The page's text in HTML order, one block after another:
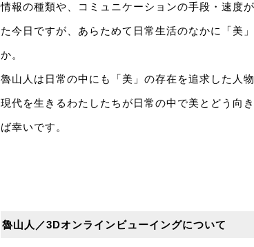
情報の種類や、コミュニケーションの⼿段・速度
た今⽇ですが、あらためて⽇常⽣活のなかに「美
か。
魯⼭⼈は⽇常の中にも「美」の存在を追求した⼈
現代を⽣きるわたしたちが⽇常の中で美とどう向
ば幸いです。
魯山人／3Dオンラインビューイングについて